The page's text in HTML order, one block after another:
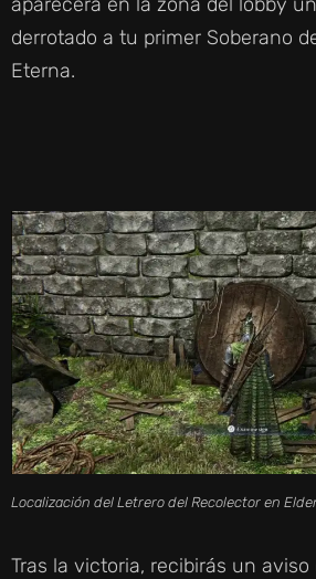
derrotado a tu primer Soberano
Eterna.
Localización del Letrero del Recolector en
Tras la victoria, recibirás un